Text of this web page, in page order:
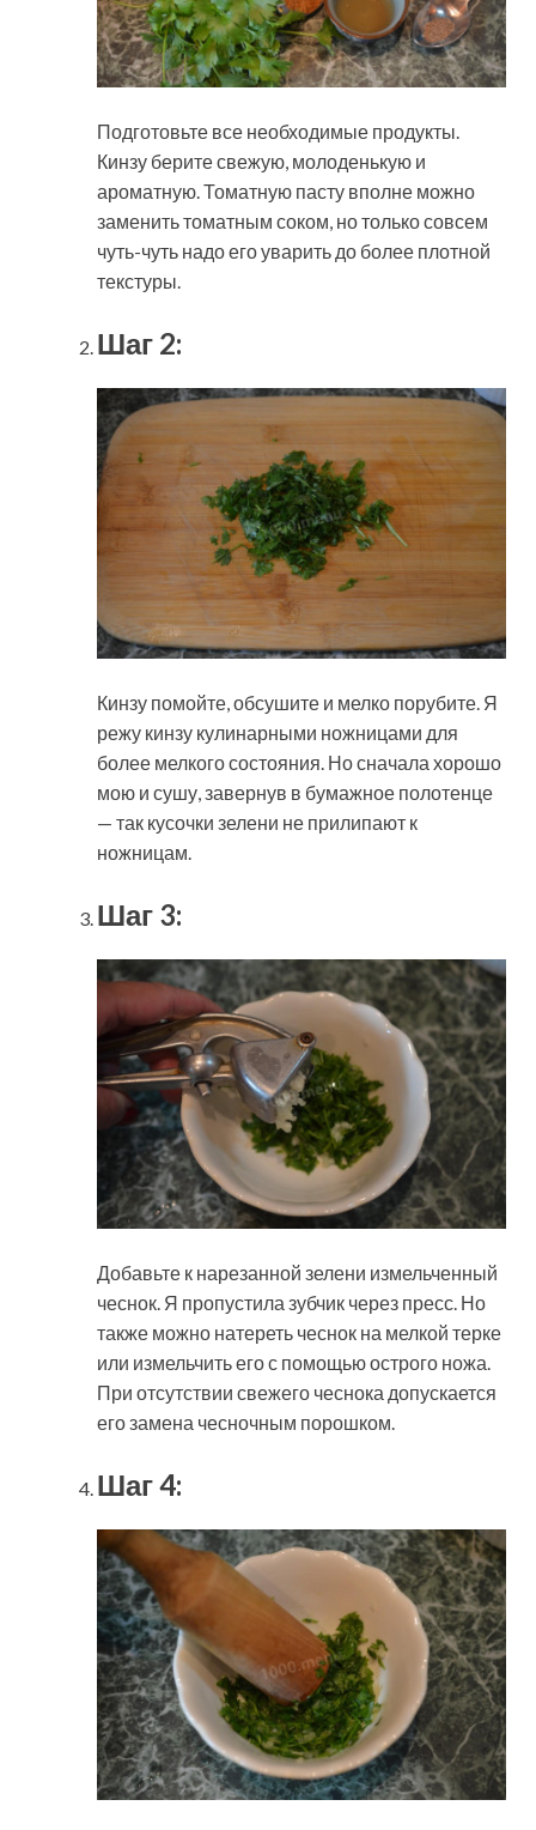
Подготовьте все необходимые продукты.
Кинзу берите свежую, молоденькую и
ароматную. Томатную пасту вполне можно
заменить томатным соком, но только совсем
чуть-чуть надо его уварить до более плотной
текстуры.
Шаг 2:
Кинзу помойте, обсушите и мелко порубите. Я
режу кинзу кулинарными ножницами для
более мелкого состояния. Но сначала хорошо
мою и сушу, завернув в бумажное полотенце
— так кусочки зелени не прилипают к
ножницам.
Шаг 3:
Добавьте к нарезанной зелени измельченный
чеснок. Я пропустила зубчик через пресс. Но
также можно натереть чеснок на мелкой терке
или измельчить его с помощью острого ножа.
При отсутствии свежего чеснока допускается
его замена чесночным порошком.
Шаг 4: